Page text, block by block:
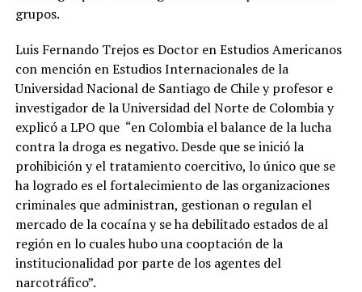
grupos.
Luis Fernando Trejos es Doctor en Estudios Americanos
con mención en Estudios Internacionales de la
Universidad Nacional de Santiago de Chile y profesor e
investigador de la Universidad del Norte de Colombia y
explicó a LPO que “en Colombia el balance de la lucha
contra la droga es negativo. Desde que se inició la
prohibición y el tratamiento coercitivo, lo único que se
ha logrado es el fortalecimiento de las organizaciones
criminales que administran, gestionan o regulan el
mercado de la cocaína y se ha debilitado estados de al
región en lo cuales hubo una cooptación de la
institucionalidad por parte de los agentes del
narcotráfico”.